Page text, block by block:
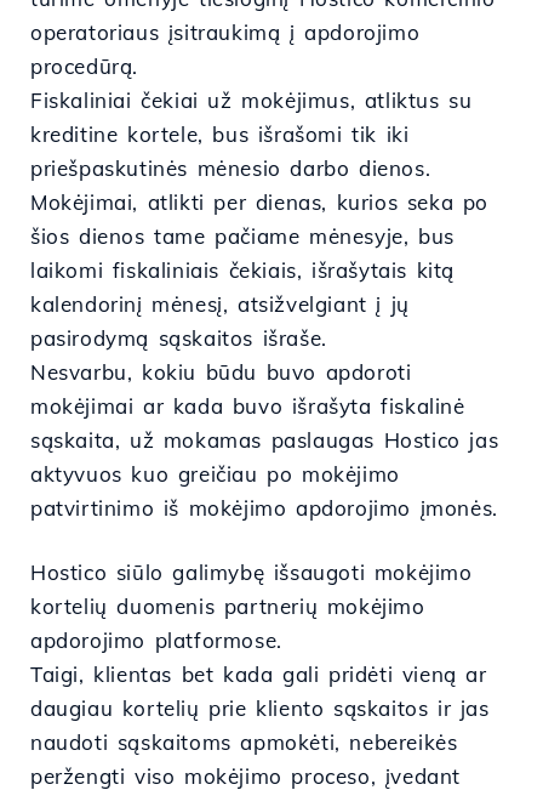
operatoriaus įsitraukimą į apdorojimo
procedūrą.
Fiskaliniai čekiai už mokėjimus, atliktus su
kreditine kortele, bus išrašomi tik iki
priešpaskutinės mėnesio darbo dienos.
Mokėjimai, atlikti per dienas, kurios seka po
šios dienos tame pačiame mėnesyje, bus
laikomi fiskaliniais čekiais, išrašytais kitą
kalendorinį mėnesį, atsižvelgiant į jų
pasirodymą sąskaitos išraše.
Nesvarbu, kokiu būdu buvo apdoroti
mokėjimai ar kada buvo išrašyta fiskalinė
sąskaita, už mokamas paslaugas Hostico jas
aktyvuos kuo greičiau po mokėjimo
patvirtinimo iš mokėjimo apdorojimo įmonės.
Hostico siūlo galimybę išsaugoti mokėjimo
kortelių duomenis partnerių mokėjimo
apdorojimo platformose.
Taigi, klientas bet kada gali pridėti vieną ar
daugiau kortelių prie kliento sąskaitos ir jas
naudoti sąskaitoms apmokėti, nebereikės
peržengti viso mokėjimo proceso, įvedant